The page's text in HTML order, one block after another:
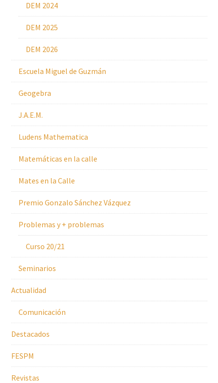
DEM 2024
DEM 2025
DEM 2026
Escuela Miguel de Guzmán
Geogebra
J.A.E.M.
Ludens Mathematica
Matemáticas en la calle
Mates en la Calle
Premio Gonzalo Sánchez Vázquez
Problemas y + problemas
Curso 20/21
Seminarios
Actualidad
Comunicación
Destacados
FESPM
Revistas